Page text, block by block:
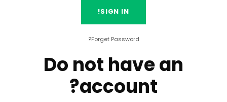
Forget Password
?
Do not have an
account
?